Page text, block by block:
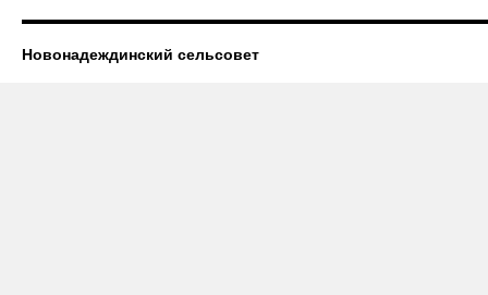
Новонадеждинский сельсовет